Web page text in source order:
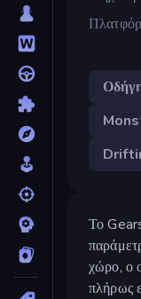
Το
χώρο, ο
πλήρως